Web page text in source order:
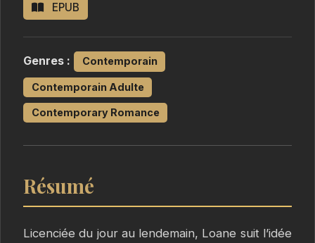
EPUB
Genres : Contemporain
Contemporain Adulte
Contemporary Romance
Résumé
Licenciée du jour au lendemain, Loane suit l’idée